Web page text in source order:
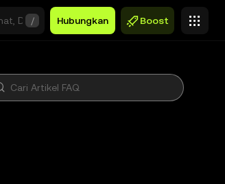
/ Hubungkan Boost